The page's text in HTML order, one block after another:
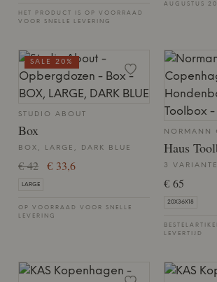
HET PRODUCT IS OP VOORRAAD
VOOR SNELLE LEVERING
AUGUSTUS
STUDIO ABOUT
Box
BOX, LARGE, DARK BLUE
€ 42 € 33,6
LARGE
OP VOORRAAD VOOR SNELLE
LEVERING
SALE 20%
NORMANN
Haus
3
€ 65
20X36X18
LEVERTIJD